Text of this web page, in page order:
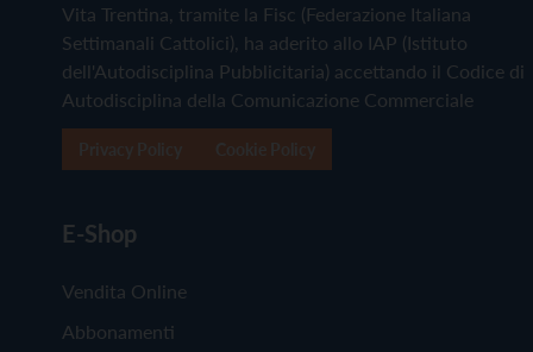
Vita Trentina, tramite la Fisc (Federazione Italiana
Settimanali Cattolici), ha aderito allo IAP (Istituto
dell'Autodisciplina Pubblicitaria) accettando il Codice di
Autodisciplina della Comunicazione Commerciale
E-Shop
Vendita Online
Abbonamenti